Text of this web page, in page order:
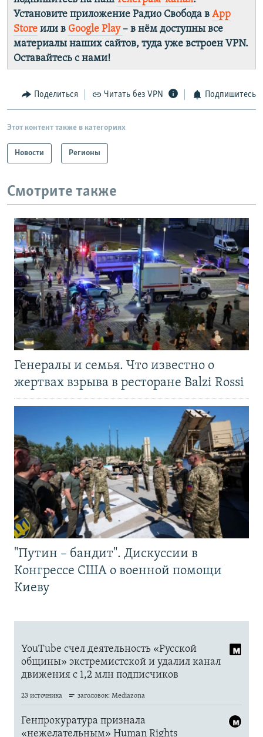
Установите приложение Радио Свобода в App
Store или в Google Play – в нём доступны все
материалы наших сайтов, туда уже встроен VPN.
Оставайтесь с нами!
Поделиться Читать без VPN Подпишитесь
Этот контент также в категориях
Новости Регионы
Смотрите также
Генералы и семья. Что известно о
жертвах взрыва в ресторане Balzi Rossi
"Путин – бандит". Дискуссии в
Конгрессе США о военной помощи
Киеву